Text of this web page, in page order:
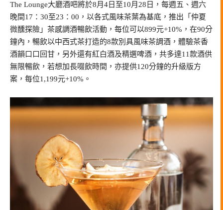
The Lounge大廳酒吧將於8月4日至10月28日，每週五、週六
晚間17：30至23：00，以各式風味茶葉為基底，推出「仲夏
微醺探險」茶感調酒暢飲活動，每位可以899元+10%，在90分
鐘內，暢飲以中西式茶打造的8款別具風味茶調酒，體驗茶香
酒韻口口回甘，另外還有紅白酒及精選啤酒，共多達11款酒供
無限暢飲，若想加長啜飲時間，亦提供120分鐘的升級版方
案，每位1,199元+10%。